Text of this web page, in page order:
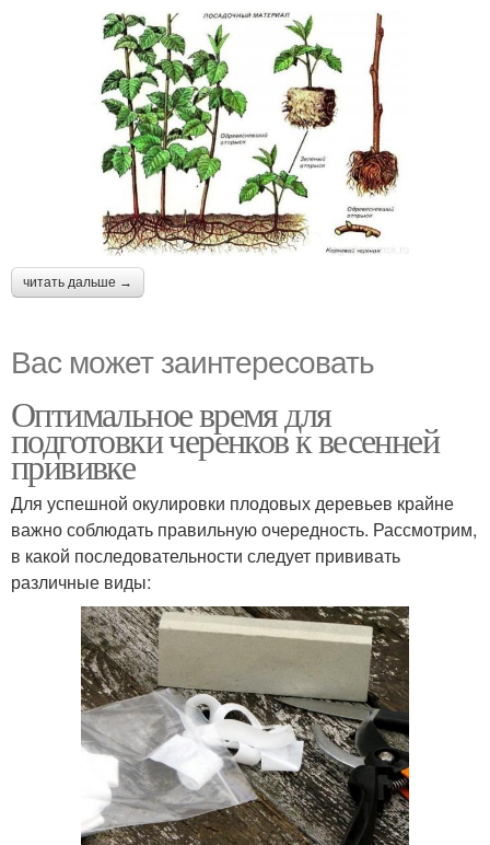
читать дальше →
Вас может заинтересовать
Оптимальное время для
подготовки черенков к весенней
прививке
Для успешной окулировки плодовых деревьев крайне
важно соблюдать правильную очередность. Рассмотрим,
в какой последовательности следует прививать
различные виды: